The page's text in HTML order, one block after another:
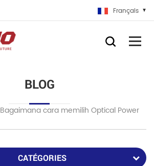
Français
BLOG
Bagaimana cara memilih Optical Power
CATÉGORIES